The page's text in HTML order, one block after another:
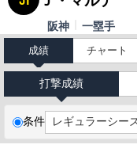
阪神 一塁手
成績 チャート
打撃成績
条件